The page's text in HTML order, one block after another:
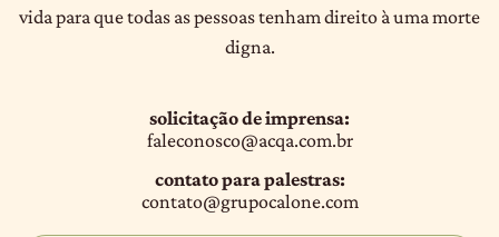
vida para que todas as pessoas tenham direito à uma morte
digna.
solicitação de imprensa:
faleconosco@acqa.com.br
contato para palestras:
contato@grupocalone.com